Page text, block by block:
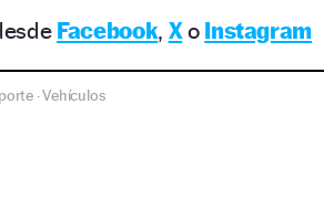
Facebook, Xo Instagram
·Vehículos